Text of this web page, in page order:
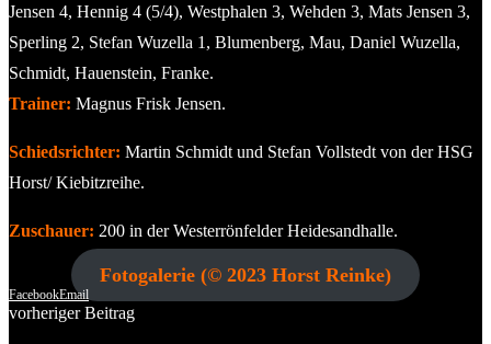
Jensen 4, Hennig 4 (5/4), Westphalen 3, Wehden 3, Mats Jensen 3,
Sperling 2, Stefan Wuzella 1, Blumenberg, Mau, Daniel Wuzella,
Schmidt, Hauenstein, Franke.
Trainer: Magnus Frisk Jensen.
Schiedsrichter: Martin Schmidt und Stefan Vollstedt von der HSG
Horst/ Kiebitzreihe.
Zuschauer: 200 in der Westerrönfelder Heidesandhalle.
Fotogalerie (© 2023 Horst Reinke)
FacebookEmail
vorheriger Beitrag